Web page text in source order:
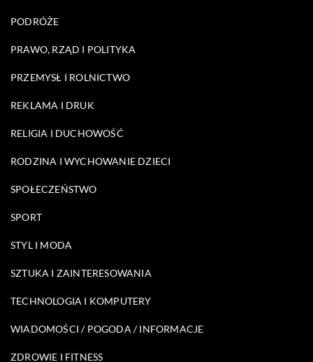
PODRÓŻE
PRAWO, RZĄD I POLITYKA
PRZEMYSŁ I ROLNICTWO
REKLAMA I DRUK
RELIGIA I DUCHOWOŚĆ
RODZINA I WYCHOWANIE DZIECI
SPOŁECZEŃSTWO
SPORT
STYL I MODA
SZTUKA I ZAINTERESOWANIA
TECHNOLOGIA I KOMPUTERY
WIADOMOŚCI / POGODA / INFORMACJE
ZDROWIE I FITNESS